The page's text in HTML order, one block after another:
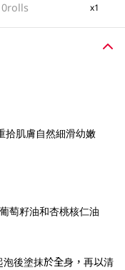
x1
拾肌膚自然細滑幼嫩
萄籽油和杏桃核仁油
後塗抹於全身，再以清